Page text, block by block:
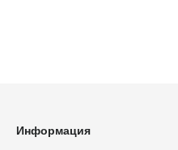
Информация